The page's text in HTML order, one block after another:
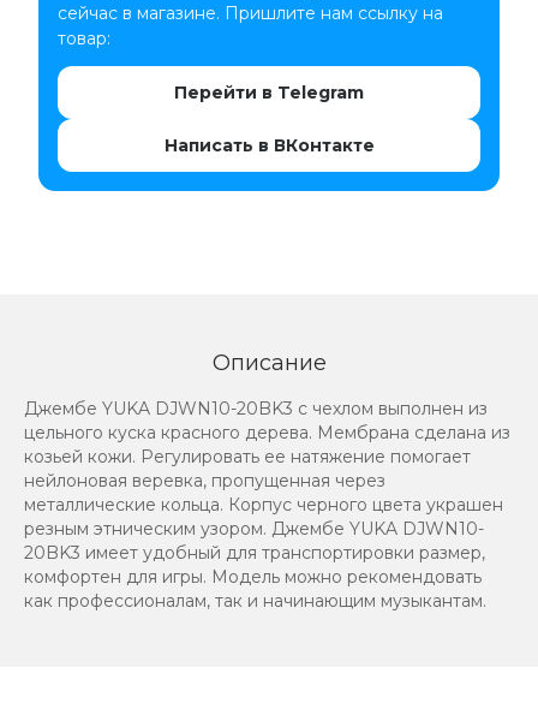
сейчас в магазине. Пришлите нам ссылку на
товар:
Перейти в Telegram
Написать в ВКонтакте
Описание
Джембе YUKA DJWN10-20BK3 с чехлом выполнен из
цельного куска красного дерева. Мембрана сделана из
козьей кожи. Регулировать ее натяжение помогает
нейлоновая веревка, пропущенная через
металлические кольца. Корпус черного цвета украшен
резным этническим узором. Джембе YUKA DJWN10-
20BK3 имеет удобный для транспортировки размер,
комфортен для игры. Модель можно рекомендовать
как профессионалам, так и начинающим музыкантам.